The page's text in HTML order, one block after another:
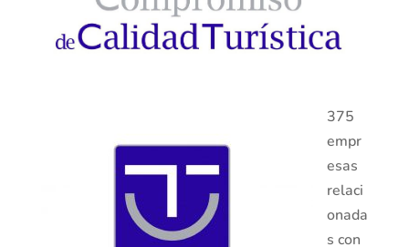
375
empr
esas
relaci
onada
s con